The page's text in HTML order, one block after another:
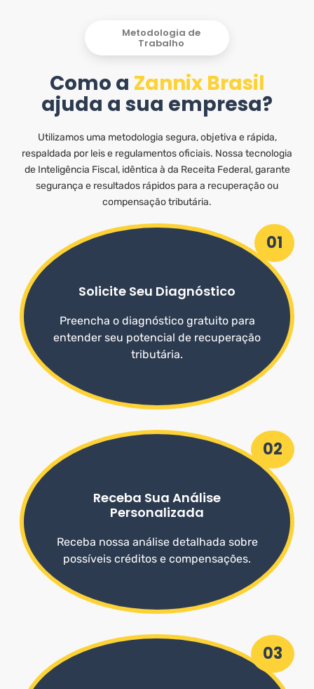
Metodologia de
Trabalho
Como a Zannix Brasil
ajuda a sua empresa?
Utilizamos uma metodologia segura, objetiva e rápida,
respaldada por leis e regulamentos oficiais. Nossa tecnologia
de Inteligência Fiscal, idêntica à da Receita Federal, garante
segurança e resultados rápidos para a recuperação ou
compensação tributária.
01
Solicite Seu Diagnóstico
Preencha o diagnóstico gratuito para
entender seu potencial de recuperação
tributária.
02
Receba Sua Análise
Personalizada
Receba nossa análise detalhada sobre
possíveis créditos e compensações.
03